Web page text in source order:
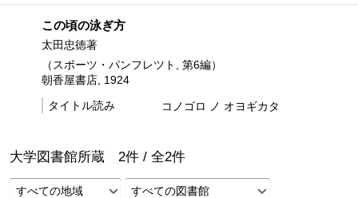
この頃の泳ぎ方
太田忠徳著
（スポーツ・パンフレツト, 第6編）
朝香屋書店, 1924
タイトル読み
コノゴロ ノ オヨギカタ
大学図書館所蔵 2件 / 全2件
すべての地域
すべての図書館